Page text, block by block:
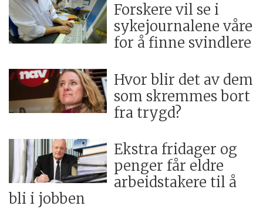
Forskere vil se i
sykejournalene våre
for å finne svindlere
Hvor blir det av dem
som skremmes bort
fra trygd?
Ekstra fridager og
penger får eldre
arbeidstakere til å
bli i jobben